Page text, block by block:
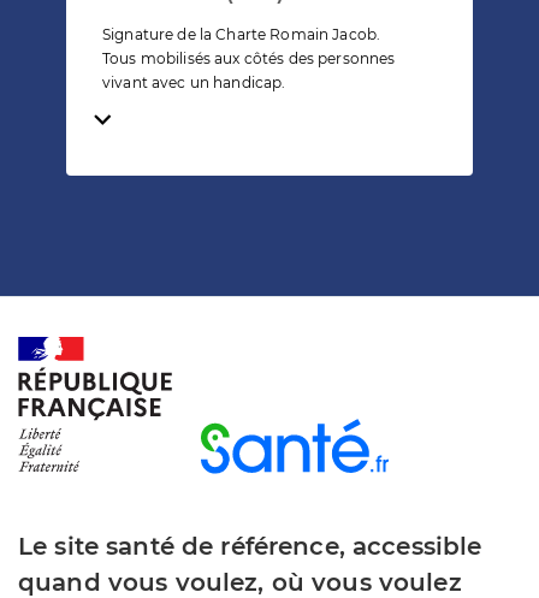
Signature de la Charte Romain Jacob.
Tous mobilisés aux côtés des personnes
vivant avec un handicap.
Temps de lecture
Le site santé de référence, accessible
quand vous voulez, où vous voulez